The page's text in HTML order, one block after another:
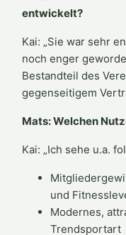
entwickelt?
Kai: „Sie war sehr
noch enger
Bestandteil des
gegenseitigem
Mats: Welchen
Kai: „Ich sehe u.a.
und
Modernes,
Trendsportart